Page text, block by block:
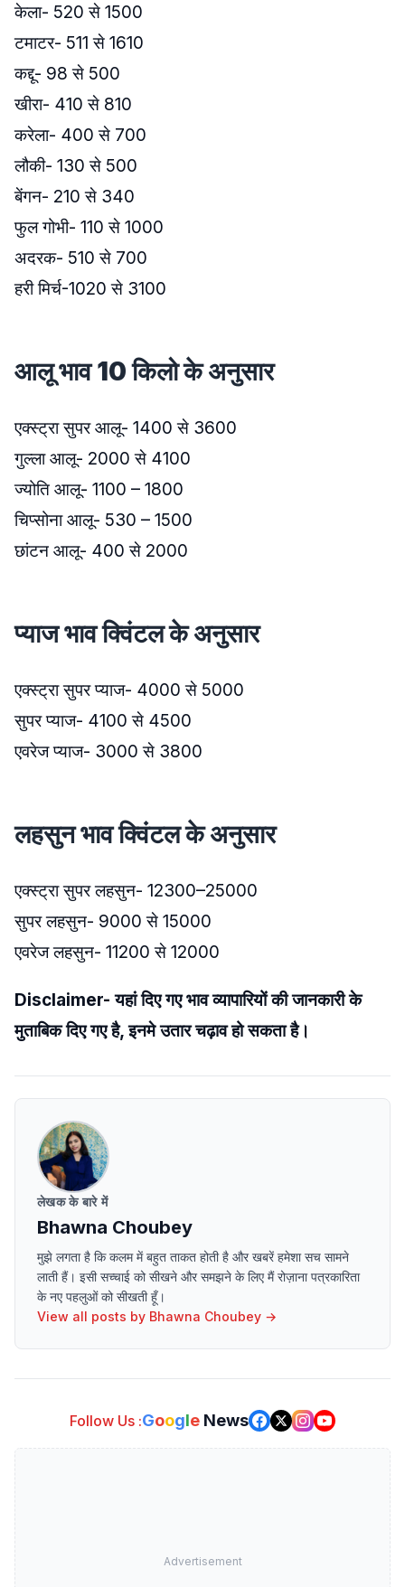
केला- 520 से 1500
टमाटर- 511 से 1610
कद्दू- 98 से 500
खीरा- 410 से 810
करेला- 400 से 700
लौकी- 130 से 500
बेंगन- 210 से 340
फुल गोभी- 110 से 1000
अदरक- 510 से 700
हरी मिर्च-1020 से 3100
आलू भाव 10 किलो के अनुसार
एक्स्ट्रा सुपर आलू- 1400 से 3600
गुल्ला आलू- 2000 से 4100
ज्योति आलू- 1100 – 1800
चिप्सोना आलू- 530 – 1500
छांटन आलू- 400 से 2000
प्याज भाव क्विंटल के अनुसार
एक्स्ट्रा सुपर प्याज- 4000 से 5000
सुपर प्याज- 4100 से 4500
एवरेज प्याज- 3000 से 3800
लहसुन भाव क्विंटल के अनुसार
एक्स्ट्रा सुपर लहसुन- 12300–25000
सुपर लहसुन- 9000 से 15000
एवरेज लहसुन- 11200 से 12000
Disclaimer- यहां दिए गए भाव व्यापारियों की जानकारी के
मुताबिक दिए गए है, इनमे उतार चढ़ाव हो सकता है।
लेखक के बारे में
Bhawna Choubey
मुझे लगता है कि कलम में बहुत ताकत होती है और खबरें हमेशा सच सामने
लाती हैं। इसी सच्चाई को सीखने और समझने के लिए मैं रोज़ाना पत्रकारिता
के नए पहलुओं को सीखती हूँ।
View all posts by Bhawna Choubey →
Follow Us :Google News
Advertisement